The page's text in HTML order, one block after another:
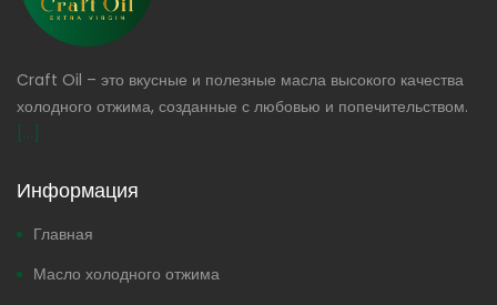
Craft Oil – это вкусные и полезные масла высокого качества
холодного отжима, созданные с любовью и попечительством.
[...]
Информация
Главная
Масло холодного отжима